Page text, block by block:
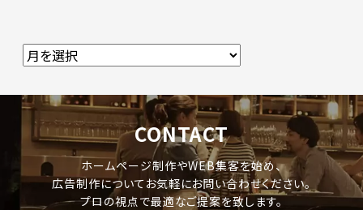
CONTACT
ホームページ制作やWEB集客を始め、
広告制作についてお気軽にお問い合わせください。
プロの視点で最適なご提案を致します。